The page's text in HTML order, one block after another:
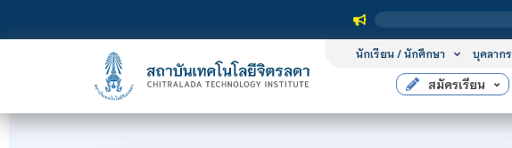
นักเรียน / นักศึกษา บุคลากร
สมัครเรียน